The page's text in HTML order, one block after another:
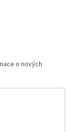
o nových